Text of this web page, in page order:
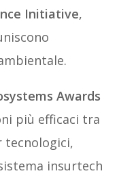
Initiative,
Awards
più efficaci tra
tecnologici,
insurtech